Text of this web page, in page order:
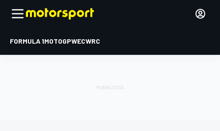
FORMULA 1MOTOGPWECWRC